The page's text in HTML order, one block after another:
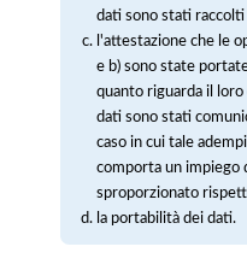
dati sono stati
l'attestazione che le
e b) sono state
quanto riguarda il
dati sono stati
caso in cui tale
comporta un impiego
sproporzionato
la portabilità dei dati.